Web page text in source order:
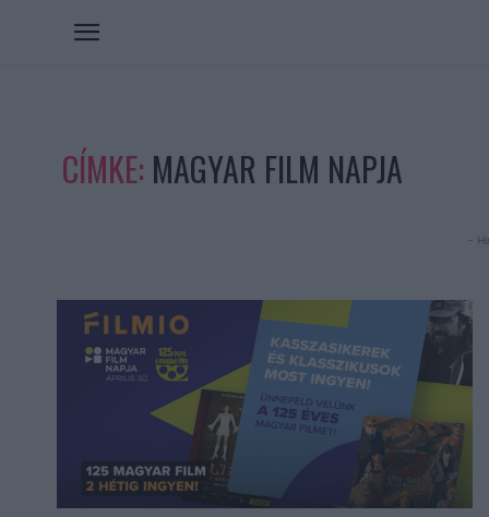
CÍMKE: MAGYAR FILM NAPJA
-